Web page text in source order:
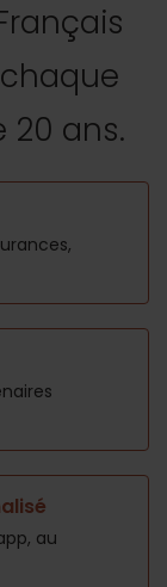
chaque
20 ans.
au